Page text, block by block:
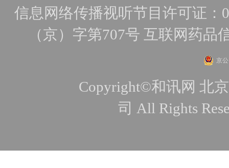
信息网络传播视听节目许可证：
（京）字第707号 互联网药品
京
Copyright©和讯网 北
司 All Rights